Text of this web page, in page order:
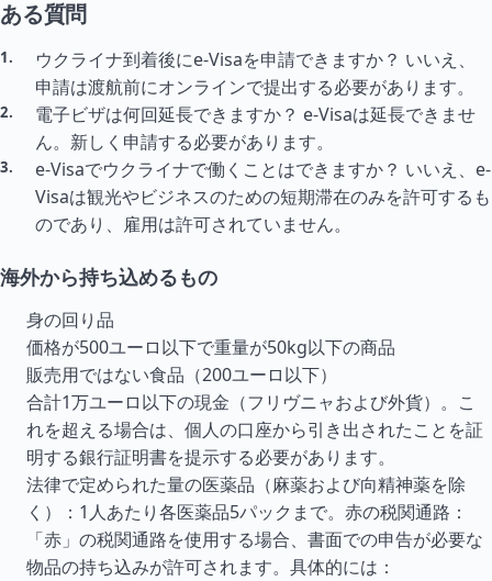
ある質問
ウクライナ到着後にe-Visaを申請できますか？ いいえ、
申請は渡航前にオンラインで提出する必要があります。
電子ビザは何回延長できますか？ e-Visaは延長できませ
ん。新しく申請する必要があります。
e-Visaでウクライナで働くことはできますか？ いいえ、e-
Visaは観光やビジネスのための短期滞在のみを許可するも
のであり、雇用は許可されていません。
海外から持ち込めるもの
身の回り品
価格が500ユーロ以下で重量が50kg以下の商品
販売用ではない食品（200ユーロ以下）
合計1万ユーロ以下の現金（フリヴニャおよび外貨）。こ
れを超える場合は、個人の口座から引き出されたことを証
明する銀行証明書を提示する必要があります。
法律で定められた量の医薬品（麻薬および向精神薬を除
く）：1人あたり各医薬品5パックまで。赤の税関通路：
「赤」の税関通路を使用する場合、書面での申告が必要な
物品の持ち込みが許可されます。具体的には：